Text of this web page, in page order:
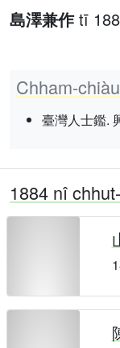
島澤兼作tī
Chham-chiàu
臺灣人士鑑.
1884 nî